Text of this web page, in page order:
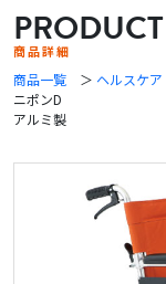
商品詳細
商品一覧 ＞ ヘルスケア
ニポンD
アルミ製